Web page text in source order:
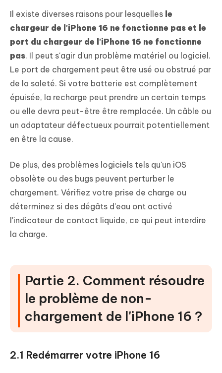
Il existe diverses raisons pour lesquelles le
chargeur de l'iPhone 16 ne fonctionne pas et le
port du chargeur de l'iPhone 16 ne fonctionne
pas. Il peut s'agir d'un problème matériel ou logiciel.
Le port de chargement peut être usé ou obstrué par
de la saleté. Si votre batterie est complètement
épuisée, la recharge peut prendre un certain temps
ou elle devra peut-être être remplacée. Un câble ou
un adaptateur défectueux pourrait potentiellement
en être la cause.
De plus, des problèmes logiciels tels qu'un iOS
obsolète ou des bugs peuvent perturber le
chargement. Vérifiez votre prise de charge ou
déterminez si des dégâts d'eau ont activé
l'indicateur de contact liquide, ce qui peut interdire
la charge.
Partie 2. Comment résoudre
le problème de non-
chargement de l'iPhone 16 ?
2.1 Redémarrer votre iPhone 16